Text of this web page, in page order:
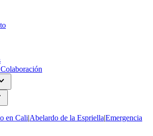
en Cali|Abelardo de la Espriella|Emergencia